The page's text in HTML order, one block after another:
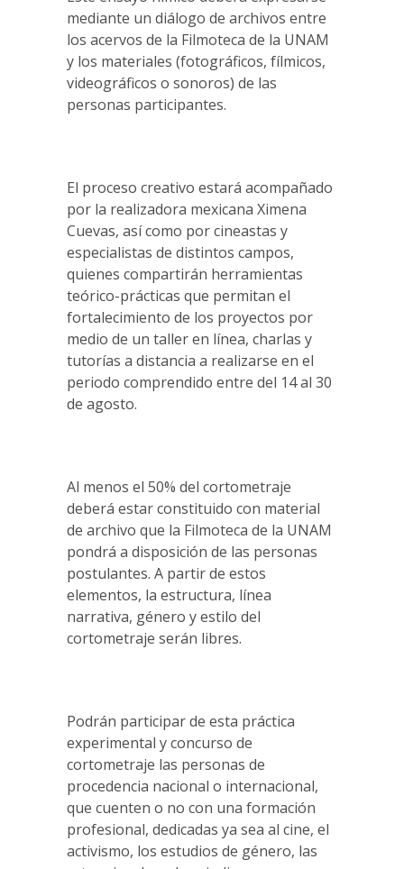
mediante un diálogo de archivos entre
los acervos de la Filmoteca de la UNAM
y los materiales (fotográficos, fílmicos,
videográficos o sonoros) de las
personas participantes.
El proceso creativo estará acompañado
por la realizadora mexicana Ximena
Cuevas, así como por cineastas y
especialistas de distintos campos,
quienes compartirán herramientas
teórico-prácticas que permitan el
fortalecimiento de los proyectos por
medio de un taller en línea, charlas y
tutorías a distancia a realizarse en el
periodo comprendido entre del 14 al 30
de agosto.
Al menos el 50% del cortometraje
deberá estar constituido con material
de archivo que la Filmoteca de la UNAM
pondrá a disposición de las personas
postulantes. A partir de estos
elementos, la estructura, línea
narrativa, género y estilo del
cortometraje serán libres.
Podrán participar de esta práctica
experimental y concurso de
cortometraje las personas de
procedencia nacional o internacional,
que cuenten o no con una formación
profesional, dedicadas ya sea al cine, el
activismo, los estudios de género, las